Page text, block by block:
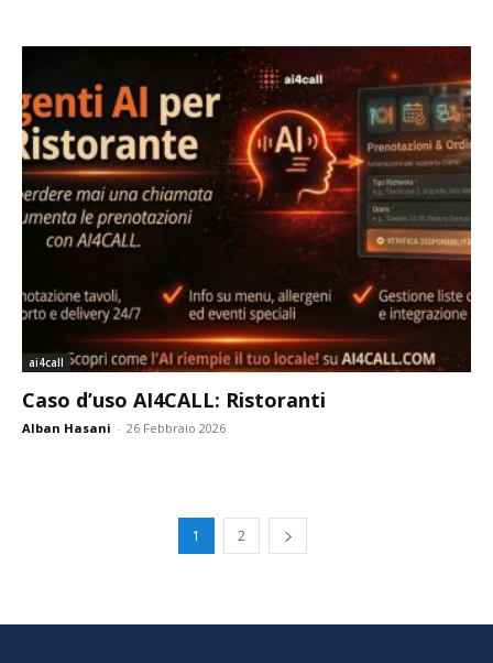
ai4call
Caso d’uso AI4CALL: Ristoranti
Alban Hasani - 26 Febbraio 2026
1 2